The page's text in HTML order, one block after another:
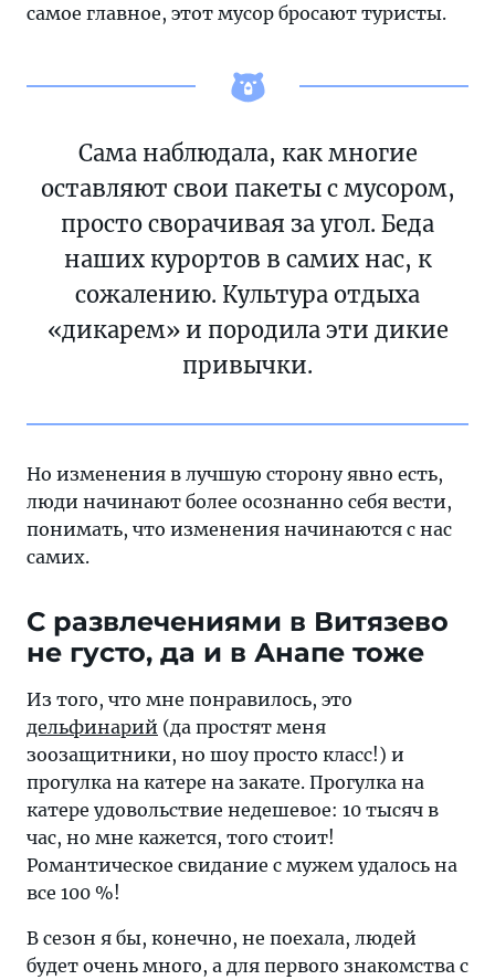
самое главное, этот мусор бросают туристы.
Сама наблюдала, как многие
оставляют свои пакеты с мусором,
просто сворачивая за угол. Беда
наших курортов в самих нас, к
сожалению. Культура отдыха
«дикарем» и породила эти дикие
привычки.
Но изменения в лучшую сторону явно есть,
люди начинают более осознанно себя вести,
понимать, что изменения начинаются с нас
самих.
С развлечениями в Витязево
не густо, да и в Анапе тоже
Из того, что мне понравилось, это
дельфинарий (да простят меня
зоозащитники, но шоу просто класс!) и
прогулка на катере на закате. Прогулка на
катере удовольствие недешевое: 10 тысяч в
час, но мне кажется, того стоит!
Романтическое свидание с мужем удалось на
все 100 %!
В сезон я бы, конечно, не поехала, людей
будет очень много, а для первого знакомства с